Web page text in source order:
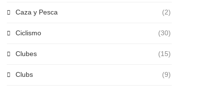
Caza y Pesca (2)
Ciclismo (30)
Clubes (15)
Clubs (9)